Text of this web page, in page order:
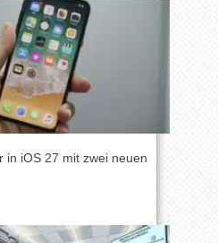
in iOS 27 mit zwei neuen